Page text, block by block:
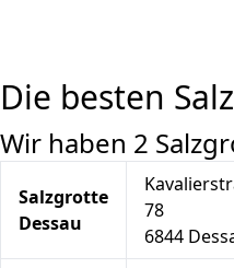
Die besten
Wir haben 2
Salzgrotte
Dessau
78
6844